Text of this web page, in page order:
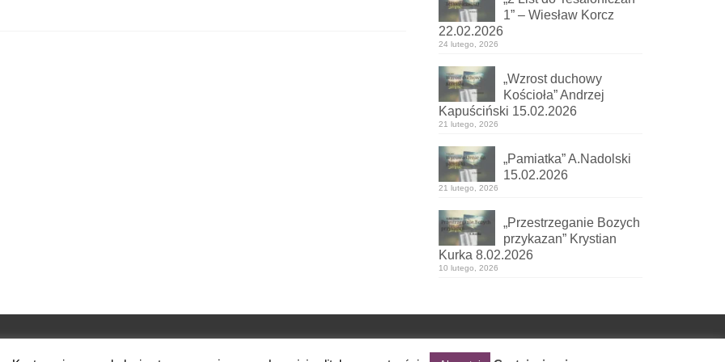
1” – Wiesław Korcz
22.02.2026
24 lutego, 2026
„Wzrost duchowy
Kościoła” Andrzej
Kapuściński 15.02.2026
21 lutego, 2026
„Pamiatka” A.Nadolski
15.02.2026
21 lutego, 2026
„Przestrzeganie Bozych
przykazan” Krystian
Kurka 8.02.2026
10 lutego, 2026
Home Kontakt Polityka prywatności